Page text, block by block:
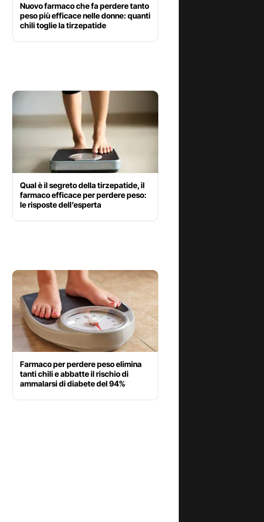
Nuovo farmaco che fa perdere tanto
peso più efficace nelle donne: quanti
chili toglie la tirzepatide
Qual è il segreto della tirzepatide, il
farmaco efficace per perdere peso:
le risposte dell’esperta
Farmaco per perdere peso elimina
tanti chili e abbatte il rischio di
ammalarsi di diabete del 94%